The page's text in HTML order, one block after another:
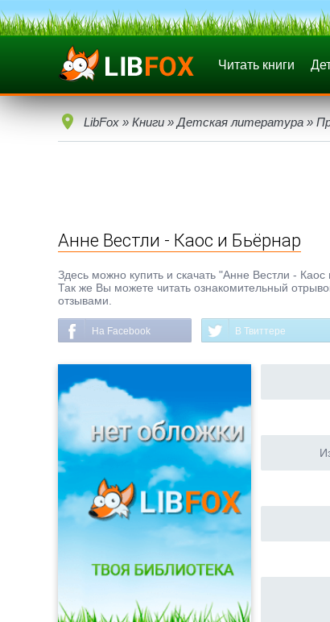
Читать книги
LibFox » Книги » Детская литература »
Анне Вестли - Каос и Бьёрнар
Здесь можно купить и скачать "Анне Вестли -
Так же Вы можете читать ознакомительный
отзывами.
На Facebook В Твиттере